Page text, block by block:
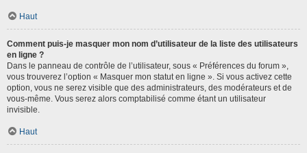
Haut
Comment puis-je masquer mon nom d’utilisateur de la liste des utilisateurs
en ligne ?
Dans le panneau de contrôle de l’utilisateur, sous « Préférences du forum »,
vous trouverez l’option « Masquer mon statut en ligne ». Si vous activez cette
option, vous ne serez visible que des administrateurs, des modérateurs et de
vous-même. Vous serez alors comptabilisé comme étant un utilisateur
invisible.
Haut